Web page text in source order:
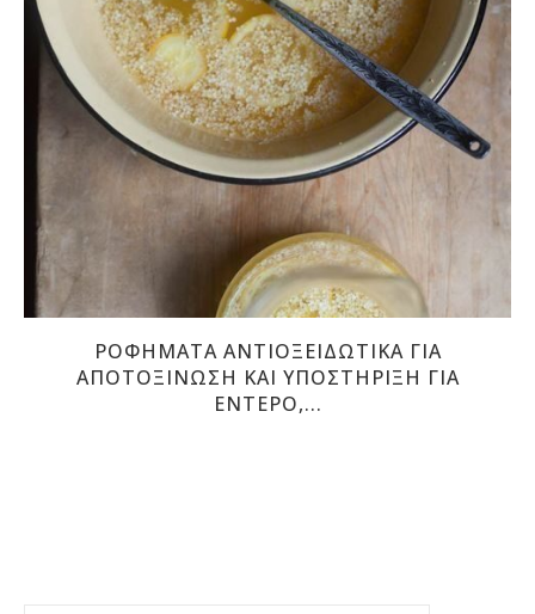
ΡΟΦΉΜΑΤΑ ΑΝΤΙΟΞΕΙΔΩΤΙΚΆ ΓΙΑ
ΑΠΟΤΟΞΊΝΩΣΗ ΚΑΙ ΥΠΟΣΤΉΡΙΞΗ ΓΙΑ
ΈΝΤΕΡΟ,...